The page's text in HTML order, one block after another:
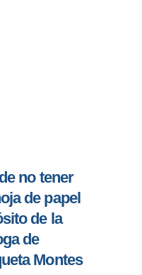
no tener
de papel
de la
de
Montes